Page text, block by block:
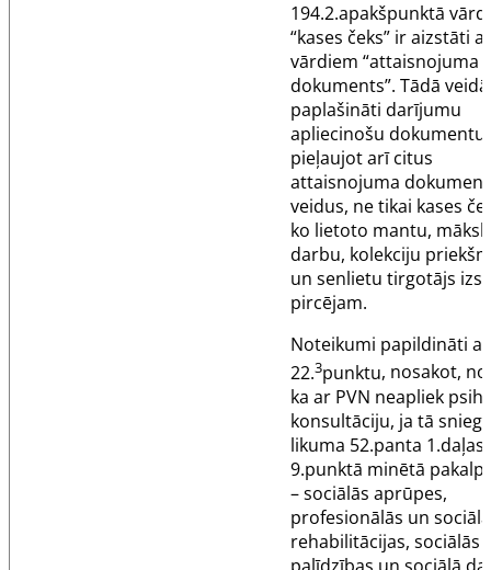
194.2.apakšpunktā vārdi
“kases čeks” ir aizstāti ar
vārdiem “attaisnojuma
dokuments”. Tādā
paplašināti darījumu
apliecinošu dokumentu
pieļaujot arī citus
attaisnojuma
veidus, ne tikai kases
ko lietoto mantu,
darbu, kolekciju
un senlietu tirgotājs
pircējam.
Noteikumi papildināti ar
22.3punktu, nosakot,
ka ar PVN neapliek
konsultāciju, ja tā
likuma 52.panta 1.daļas
9.punktā minētā
– sociālās aprūpes,
profesionālās un
rehabilitācijas, sociālās